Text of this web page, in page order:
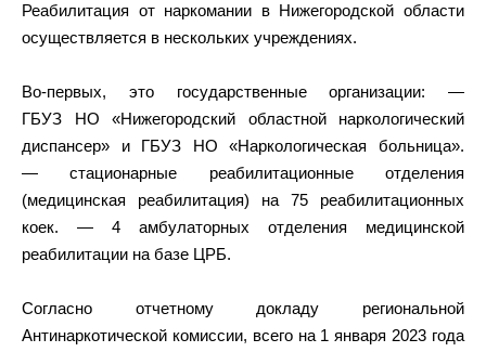
Реабилитация от наркомании в Нижегородской области
осуществляется в нескольких учреждениях.
Во-первых, это государственные организации: —
ГБУЗ НО «Нижегородский областной наркологический
диспансер» и ГБУЗ НО «Наркологическая больница».
— стационарные реабилитационные отделения
(медицинская реабилитация) на 75 реабилитационных
коек. — 4 амбулаторных отделения медицинской
реабилитации на базе ЦРБ.
Согласно отчетному докладу региональной
Антинаркотической комиссии, всего на 1 января 2023 года